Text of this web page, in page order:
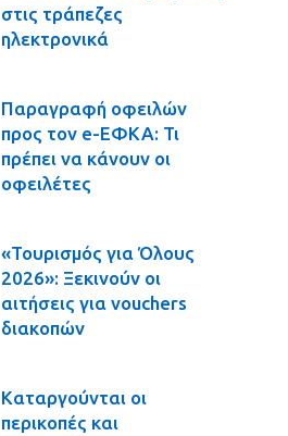
στις τράπεζες
ηλεκτρονικά
Παραγραφή οφειλών
προς τον e-ΕΦΚΑ: Τι
πρέπει να κάνουν οι
οφειλέτες
«Τουρισμός για Όλους
2026»: Ξεκινούν οι
αιτήσεις για vouchers
διακοπών
Καταργούνται οι
περικοπές και